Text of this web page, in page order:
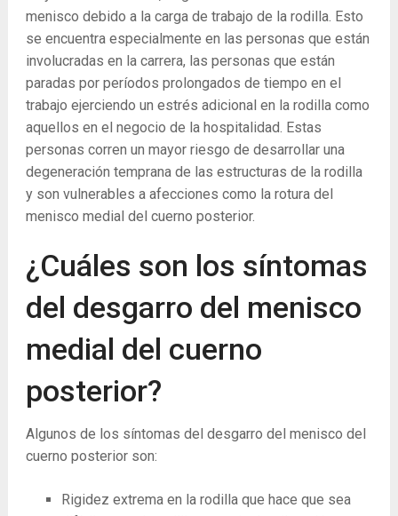
menisco debido a la carga de trabajo de la rodilla. Esto
se encuentra especialmente en las personas que están
involucradas en la carrera, las personas que están
paradas por períodos prolongados de tiempo en el
trabajo ejerciendo un estrés adicional en la rodilla como
aquellos en el negocio de la hospitalidad. Estas
personas corren un mayor riesgo de desarrollar una
degeneración temprana de las estructuras de la rodilla
y son vulnerables a afecciones como la rotura del
menisco medial del cuerno posterior.
¿Cuáles son los síntomas
del desgarro del menisco
medial del cuerno
posterior?
Algunos de los síntomas del desgarro del menisco del
cuerno posterior son:
Rigidez extrema en la rodilla que hace que sea